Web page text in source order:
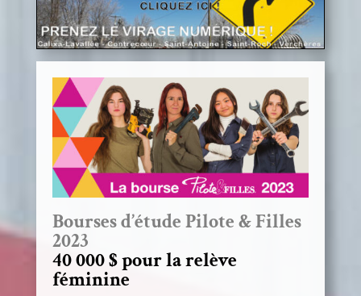
Bourses d’étude Pilote & Filles
2023
40 000 $ pour la relève
féminine